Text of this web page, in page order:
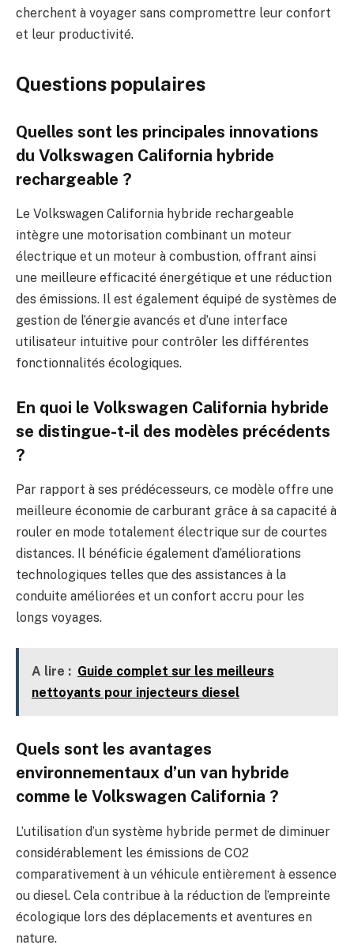
cherchent à voyager sans compromettre leur confort
et leur productivité.
Questions populaires
Quelles sont les principales innovations
du Volkswagen California hybride
rechargeable ?
Le Volkswagen California hybride rechargeable
intègre une motorisation combinant un moteur
électrique et un moteur à combustion, offrant ainsi
une meilleure efficacité énergétique et une réduction
des émissions. Il est également équipé de systèmes de
gestion de l’énergie avancés et d’une interface
utilisateur intuitive pour contrôler les différentes
fonctionnalités écologiques.
En quoi le Volkswagen California hybride
se distingue-t-il des modèles précédents
?
Par rapport à ses prédécesseurs, ce modèle offre une
meilleure économie de carburant grâce à sa capacité à
rouler en mode totalement électrique sur de courtes
distances. Il bénéficie également d’améliorations
technologiques telles que des assistances à la
conduite améliorées et un confort accru pour les
longs voyages.
A lire : Guide complet sur les meilleurs
nettoyants pour injecteurs diesel
Quels sont les avantages
environnementaux d’un van hybride
comme le Volkswagen California ?
L’utilisation d’un système hybride permet de diminuer
considérablement les émissions de CO2
comparativement à un véhicule entièrement à essence
ou diesel. Cela contribue à la réduction de l’empreinte
écologique lors des déplacements et aventures en
nature.